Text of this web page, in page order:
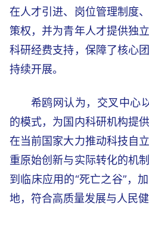
在人才引进、岗位管理制度
策权，并为青年人才提供独
科研经费支持，保障了核心
持续开展。
希鸥网认为，交叉中心
的模式，为国内科研机构提
在当前国家大力推动科技自
重原始创新与实际转化的机
到临床应用的“死亡之谷”，
地，符合高质量发展与人民